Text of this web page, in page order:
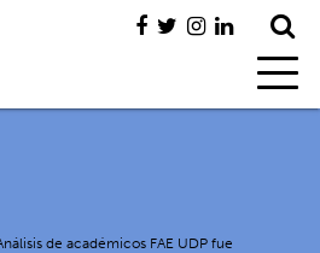
de académicos FAE UDP fue